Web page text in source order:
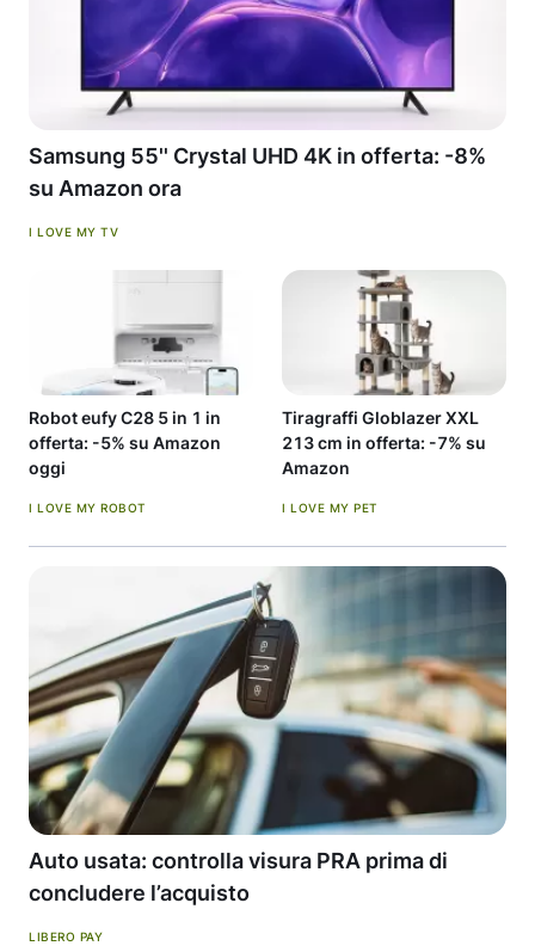
Samsung 55'' Crystal UHD 4K in offerta: -8%
su Amazon ora
I LOVE MY TV
Robot eufy C28 5 in 1 in
offerta: -5% su Amazon
oggi
I LOVE MY ROBOT
Tiragraffi Globlazer XXL
213 cm in offerta: -7% su
Amazon
I LOVE MY PET
Auto usata: controlla visura PRA prima di
concludere l’acquisto
LIBERO PAY